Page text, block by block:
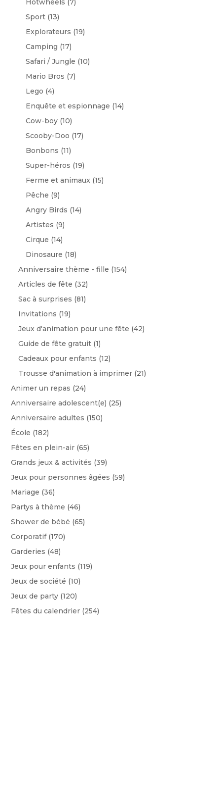
Hotwheels (7)
Sport (13)
Explorateurs (19)
Camping (17)
Safari / Jungle (10)
Mario Bros (7)
Lego (4)
Enquête et espionnage (14)
Cow-boy (10)
Scooby-Doo (17)
Bonbons (11)
Super-héros (19)
Ferme et animaux (15)
Pêche (9)
Angry Birds (14)
Artistes (9)
Cirque (14)
Dinosaure (18)
Anniversaire thème - fille (154)
Articles de fête (32)
Sac à surprises (81)
Invitations (19)
Jeux d'animation pour une fête (42)
Guide de fête gratuit (1)
Cadeaux pour enfants (12)
Trousse d'animation à imprimer (21)
Animer un repas (24)
Anniversaire adolescent(e) (25)
Anniversaire adultes (150)
École (182)
Fêtes en plein-air (65)
Grands jeux & activités (39)
Jeux pour personnes âgées (59)
Mariage (36)
Partys à thème (46)
Shower de bébé (65)
Corporatif (170)
Garderies (48)
Jeux pour enfants (119)
Jeux de société (10)
Jeux de party (120)
Fêtes du calendrier (254)